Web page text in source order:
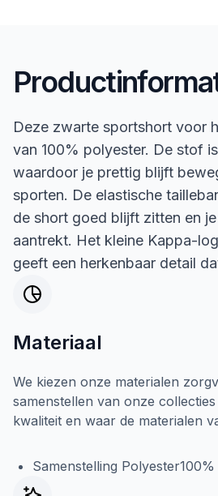
Deze zwarte sportshort voor
van 100% polyester. De stof
waardoor je prettig blijft
sporten. De elastische
de short goed blijft zitten en
aantrekt. Het kleine Kappa-
geeft een herkenbaar detail
Materiaal
We kiezen onze materialen
samenstellen van onze
kwaliteit en waar de materialen
Samenstelling Polyester100%